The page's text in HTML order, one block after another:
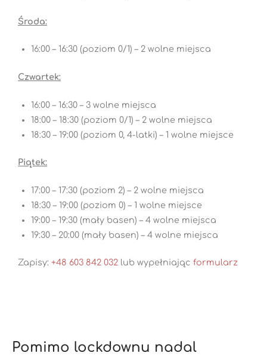
Środa:
16:00 – 16:30 (poziom 0/1) – 2 wolne miejsca
Czwartek:
16:00 – 16:30 – 3 wolne miejsca
18:00 – 18:30 (poziom 0/1) – 2 wolne miejsca
18:30 – 19:00 (poziom 0, 4-latki) – 1 wolne miejsce
Piątek:
17:00 – 17:30 (poziom 2) – 2 wolne miejsca
18:30 – 19:00 (poziom 0) – 1 wolne miejsce
19:00 – 19:30 (mały basen) – 4 wolne miejsca
19:30 – 20:00 (mały basen) – 4 wolne miejsca
Zapisy: +48 603 842 032 lub wypełniając formularz
Pomimo lockdownu nadal